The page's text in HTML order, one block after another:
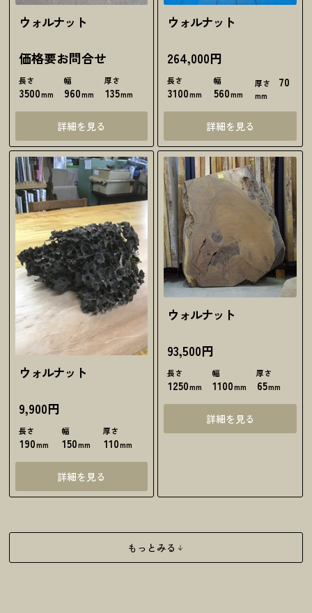
ウォルナット
価格要お問合せ
長さ
3500mm
幅
960mm
厚さ
135mm
詳細を見る
ウォルナット
264,000円
長さ
3100mm
幅
560mm
厚さ 70
mm
詳細を見る
ウォルナット
9,900円
長さ
190mm
幅
150mm
厚さ
110mm
詳細を見る
ウォルナット
93,500円
長さ
1250mm
幅
1100mm
厚さ
65mm
詳細を見る
もっとみる